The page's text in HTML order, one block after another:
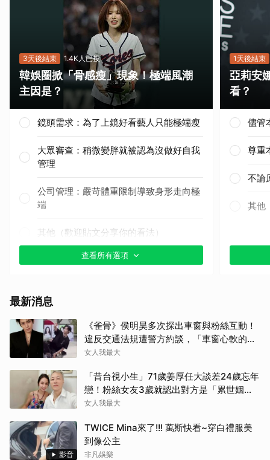
3天後結束 1.4K人已投
韓娛圈掀「骨感瘦」現象！極端風潮
主因是？
鏡頭需求：為了上鏡好看藝人只能極端瘦
大眾審查：稍微變胖就被認為沒做好自我
管理
公司管理：嚴苛體重限制導致身形走向極
端
其他（歡迎貼文分享你的看法）
查看所有選項
1天後結束
亞莉安
看？
儘管
尊重
不論
其他
最新消息
《雀骨》侯明昊多次探出車窗與粉絲互動！
違反交通法規遭警方約談，「車窗心軟的
神」上熱搜
女人我最大
「昔台視小生」71歲姜厚任大談差24歲忘年
戀！粉絲女友3歲就認出對方是「累世姻
緣」
女人我最大
影音
TWICE Mina來了!!! 萬斯快看~穿白禮服美
到像公主
非凡娛樂